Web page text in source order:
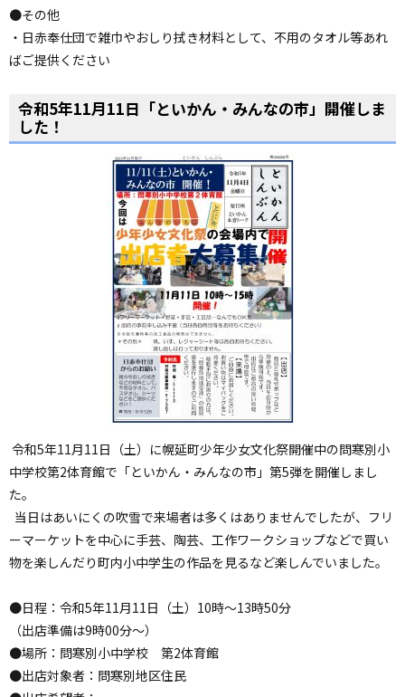
●その他
・日赤奉仕団で雑巾やおしり拭き材料として、不用のタオル等あれ
ばご提供ください
令和5年11月11日「といかん・みんなの市」開催しま
した！
令和5年11月11日（土）に幌延町少年少女文化祭開催中の問寒別小
中学校第2体育館で「といかん・みんなの市」第5弾を開催しまし
た。
当日はあいにくの吹雪で来場者は多くはありませんでしたが、フリ
ーマーケットを中心に手芸、陶芸、工作ワークショップなどで買い
物を楽しんだり町内小中学生の作品を見るなど楽しんでいました。
●日程：令和5年11月11日（土）10時～13時50分
（出店準備は9時00分～）
●場所：問寒別小中学校 第2体育館
●出店対象者：問寒別地区住民